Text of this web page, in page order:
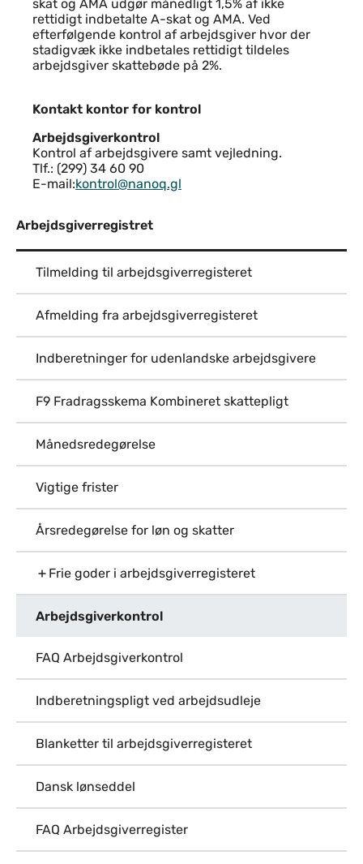
skat og AMA udgør månedligt 1,5% af ikke
rettidigt indbetalte A-skat og AMA. Ved
efterfølgende kontrol af arbejdsgiver hvor der
stadigvæk ikke indbetales rettidigt tildeles
arbejdsgiver skattebøde på 2%.
Kontakt kontor for kontrol
Arbejdsgiverkontrol
Kontrol af arbejdsgivere samt vejledning.
Tlf.: (299) 34 60 90
E-mail:kontrol@nanoq.gl
Arbejdsgiverregistret
Tilmelding til arbejdsgiverregisteret
Afmelding fra arbejdsgiverregisteret
Indberetninger for udenlandske arbejdsgivere
F9 Fradragsskema Kombineret skattepligt
Månedsredegørelse
Vigtige frister
Årsredegørelse for løn og skatter
Frie goder i arbejdsgiverregisteret
Arbejdsgiverkontrol
FAQ Arbejdsgiverkontrol
Indberetningspligt ved arbejdsudleje
Blanketter til arbejdsgiverregisteret
Dansk lønseddel
FAQ Arbejdsgiverregister